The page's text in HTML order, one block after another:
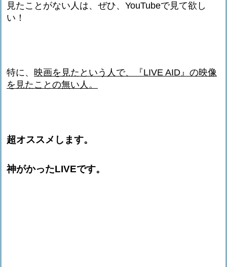
見たことがない人は、ぜひ、YouTubeで見て欲し
い！
特に、 映画を見たという人で、『LIVE AID』の映像
を見たことの無い人。
超オススメします。
神がかったLIVEです。